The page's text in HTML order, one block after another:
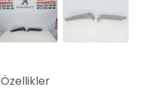
Özellikler